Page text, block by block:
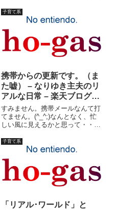
ことです。長女は、医者の予約や
塾が残っているので、後日連れて
行きます。何日子供なしの生活出
来るかわかりませんが。長女
も、...
子育て系
携帯からの更新です。（ま
た嘘） – なりゆき主夫のリ
アルな日常 – 楽天ブログ
（Blog）
すみません。携帯メールなんて打
てません。(^_^;)なんとなく、忙
しい風に見えるかと思って・・・
った方はクリック！！いや?。と
りあえず、忙しいのではないけれ
ど、時間がないようです。帰省か
ら帰って一休みといきたい...
子育て系
「リアル･ワールド」と